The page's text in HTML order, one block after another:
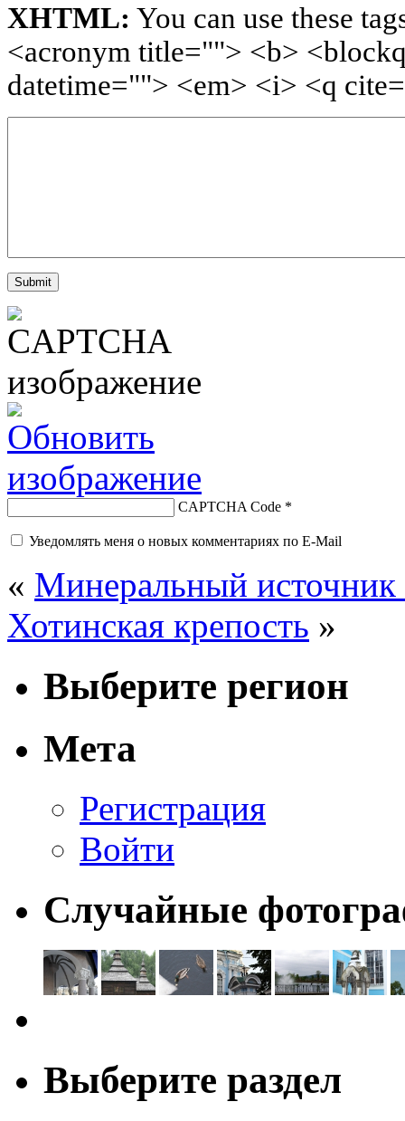
XHTML: You can use these
<acronym title=""> <b>
datetime=""> <em> <i> <q
CAPTCHA Code *
Уведомлять меня о новых комментариях по E-Mail
« Минеральный
Хотинская крепость »
Выберите регион
Мета
Регистрация
Войти
Случайные
Выберите раздел